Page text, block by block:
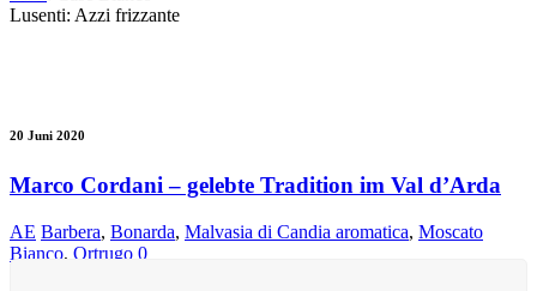
Lusenti: Azzi frizzante
20 Juni 2020
Marco Cordani – gelebte Tradition im Val d’Arda
AE Barbera, Bonarda, Malvasia di Candia aromatica, Moscato
Bianco, Ortrugo 0